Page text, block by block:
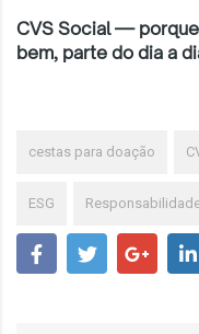
CVS Social —
bem, parte do dia a
cestas para doação
ESG